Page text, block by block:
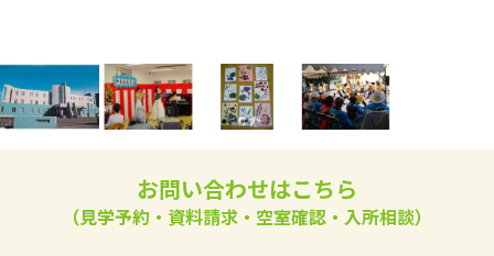
お問い合わせはこちら
（見学予約・資料請求・空室確認・入所相談）